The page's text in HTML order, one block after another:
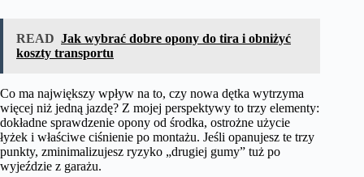
READ Jak wybrać dobre opony do tira i obniżyć
koszty transportu
Co ma największy wpływ na to, czy nowa dętka wytrzyma
więcej niż jedną jazdę? Z mojej perspektywy to trzy elementy:
dokładne sprawdzenie opony od środka, ostrożne użycie
łyżek i właściwe ciśnienie po montażu. Jeśli opanujesz te trzy
punkty, zminimalizujesz ryzyko „drugiej gumy” tuż po
wyjeździe z garażu.